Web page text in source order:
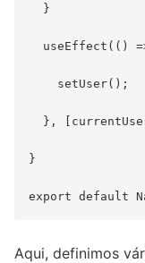
  }
useEffect(()
    setUser();
},
}
Aqui, definimos